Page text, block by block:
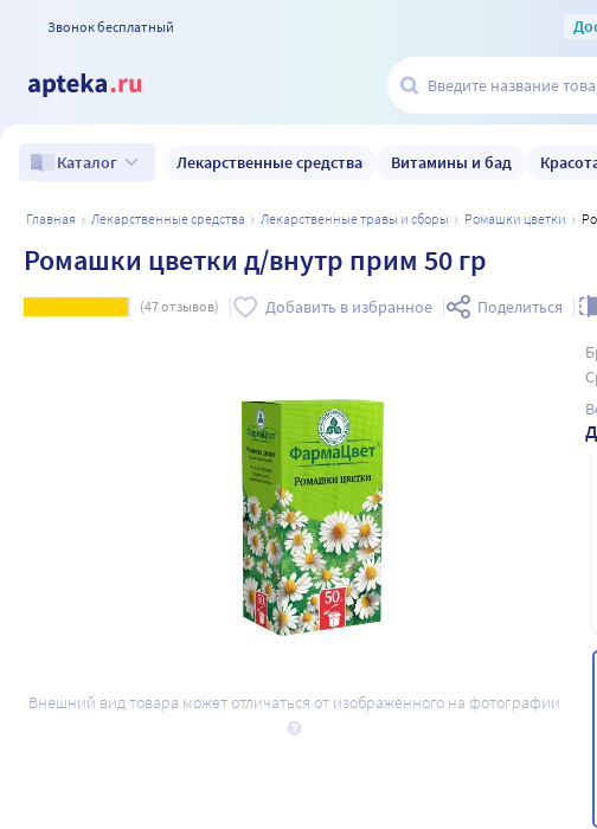
Звонок бесплатный
Каталог Лекарственные средства Витамины и бад
главная лекарственные средства лекарственные травы и сборы ромашки цветки
Ромашки цветки д/внутр прим 50 гр
(47отзывов) Добавить в избранное Поделиться
Внешний вид товара может отличаться от изображённого на фотографии